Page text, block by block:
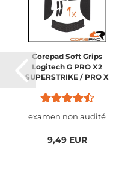
Corepad Soft Grips
Logitech G PRO X2
SUPERSTRIKE / PRO X
SUPERLIGHT 1
examen non audité
9,49 EUR